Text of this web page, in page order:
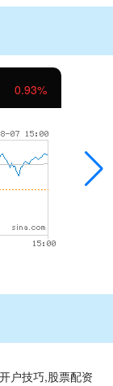
0.93%
户技巧,股票配资